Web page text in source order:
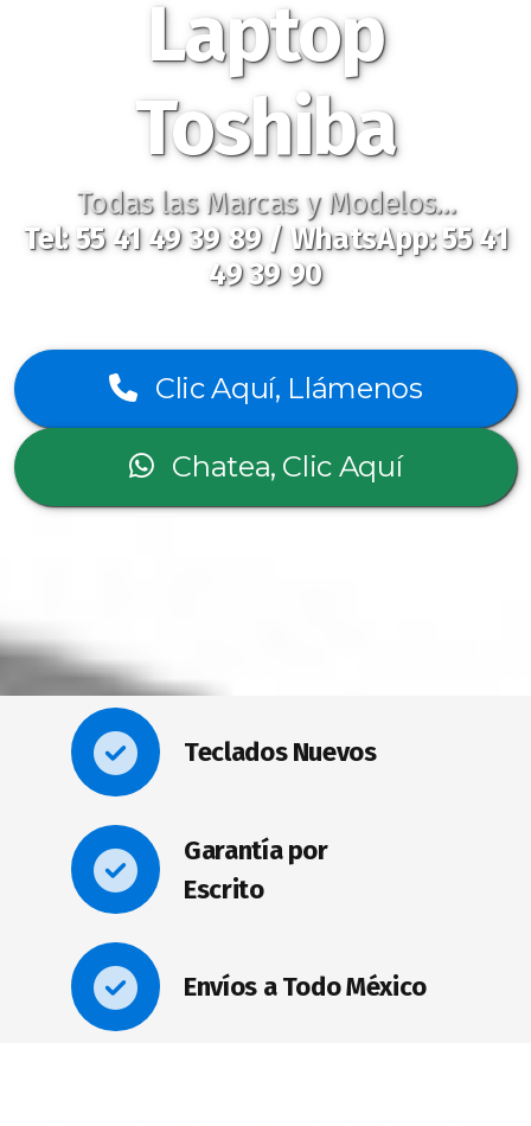
Laptop
Toshiba
Todas las Marcas y Modelos...
Tel: 55 41 49 39 89 / WhatsApp: 55 41
49 39 90
Clic Aquí, Llámenos
Chatea, Clic Aquí
Teclados Nuevos
Garantía por
Escrito
Envíos a Todo México